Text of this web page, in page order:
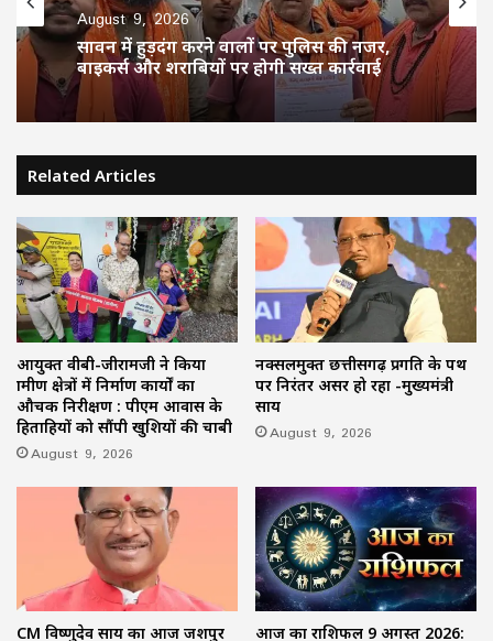
August 9, 2026
सावन में हुड़दंग करने वालों पर पुलिस की नजर,
बाइकर्स और शराबियों पर होगी सख्त कार्रवाई
Related Articles
आयुक्त वीबी-जीरामजी ने किया
ग्रामीण क्षेत्रों में निर्माण कार्यों का
औचक निरीक्षण : पीएम आवास के
हितग्राहियों को सौंपी खुशियों की चाबी
August 9, 2026
नक्सलमुक्त छत्तीसगढ़ प्रगति के पथ
पर निरंतर अग्रसर हो रहा -मुख्यमंत्री
साय
August 9, 2026
CM विष्णुदेव साय का आज जशपुर
आज का राशिफल 9 अगस्त 2026: